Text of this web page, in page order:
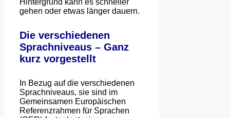
Hintergrund kann es schneller
gehen oder etwas länger dauern.
Die verschiedenen
Sprachniveaus – Ganz
kurz vorgestellt
In Bezug auf die verschiedenen
Sprachniveaus, sie sind im
Gemeinsamen Europäischen
Referenzrahmen für Sprachen